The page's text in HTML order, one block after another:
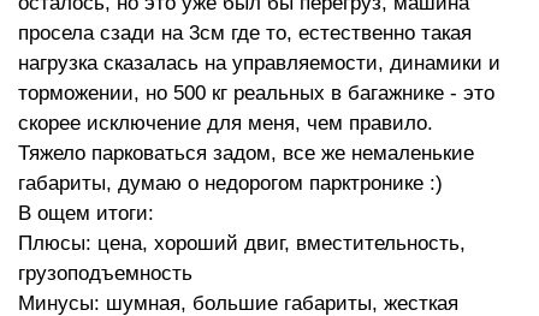
просела сзади на 3см где то, естественно такая
нагрузка сказалась на управляемости, динамики и
торможении, но 500 кг реальных в багажнике - это
скорее исключение для меня, чем правило.
Тяжело парковаться задом, все же немаленькие
габариты, думаю о недорогом парктронике :)
В ощем итоги:
Плюсы: цена, хороший двиг, вместительность,
грузоподъемность
Минусы: шумная, большие габариты, жесткая